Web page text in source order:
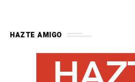
HAZTE AMIGO